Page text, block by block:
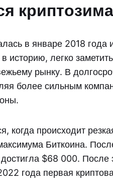
в январе 2018 года
историю, легко
рынку. В
более сильным
когда происходит
Биткоина.
$68 000.
года первая